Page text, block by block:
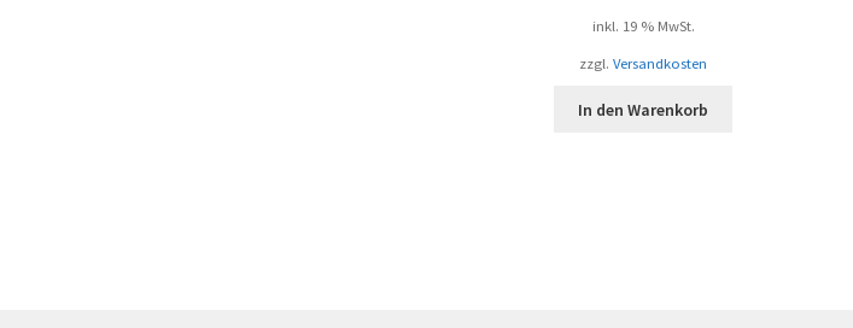
inkl. 19 % MwSt.
zzgl.Versandkosten
In den Warenkorb